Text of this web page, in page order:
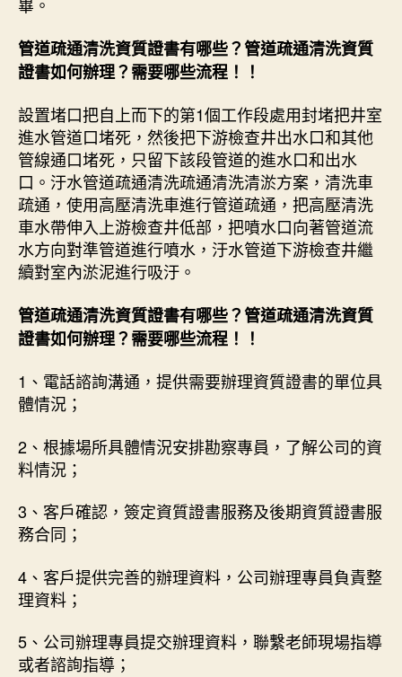
畢。
管道疏通清洗資質證書有哪些？管道疏通清洗資質
證書如何辦理？需要哪些流程！！
設置堵口把自上而下的第1個工作段處用封堵把井室
進水管道口堵死，然後把下游檢查井出水口和其他
管線通口堵死，只留下該段管道的進水口和出水
口。汙水管道疏通清洗疏通清洗清淤方案，清洗車
疏通，使用高壓清洗車進行管道疏通，把高壓清洗
車水帶伸入上游檢查井低部，把噴水口向著管道流
水方向對準管道進行噴水，汙水管道下游檢查井繼
續對室內淤泥進行吸汙。
管道疏通清洗資質證書有哪些？管道疏通清洗資質
證書如何辦理？需要哪些流程！！
1、電話諮詢溝通，提供需要辦理資質證書的單位具
體情況；
2、根據場所具體情況安排勘察專員，了解公司的資
料情況；
3、客戶確認，簽定資質證書服務及後期資質證書服
務合同；
4、客戶提供完善的辦理資料，公司辦理專員負責整
理資料；
5、公司辦理專員提交辦理資料，聯繫老師現場指導
或者諮詢指導；